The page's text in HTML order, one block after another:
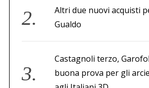
Altri due nuovi acquisti
Gualdo
Castagnoli terzo,
buona prova per gli